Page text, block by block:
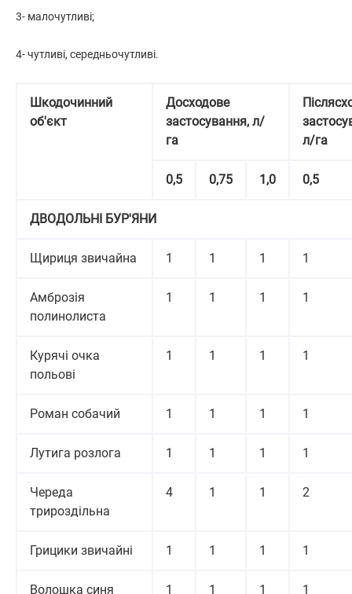
3- малочутливі;
4- чутливі, середньочутливі.
Шкодочинний
об'єкт
Досходове
застосу­вання, л/
га
л/га
0,5 0,75 1,0 0,5
ДВОДОЛЬНІ БУР'ЯНИ
Щириця звичайна 1 1 1 1
Амброзія
полинолиста
1 1 1 1
Курячі очка
польові
1 1 1 1
Роман собачий 1 1 1 1
Лутига розлога 1 1 1 1
Череда
трироздільна
4 1 1 2
Грицики звичайні 1 1 1 1
Волошка синя 1 1 1 1